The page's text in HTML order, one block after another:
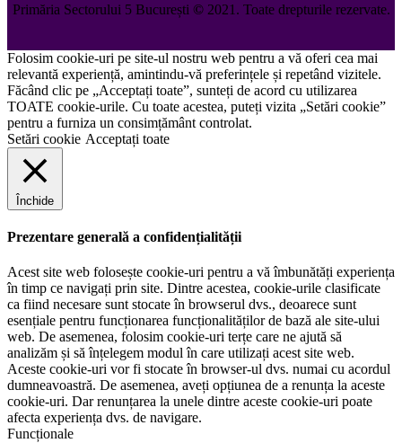
Primăria Sectorului 5 București ©️2021. Toate drepturile rezervate.
Folosim cookie-uri pe site-ul nostru web pentru a vă oferi cea mai
relevantă experiență, amintindu-vă preferințele și repetând vizitele.
Făcând clic pe „Acceptați toate”, sunteți de acord cu utilizarea
TOATE cookie-urile. Cu toate acestea, puteți vizita „Setări cookie”
pentru a furniza un consimțământ controlat.
Setări cookie Acceptați toate
Închide
Prezentare generală a confidențialității
Acest site web folosește cookie-uri pentru a vă îmbunătăți experiența
în timp ce navigați prin site. Dintre acestea, cookie-urile clasificate
ca fiind necesare sunt stocate în browserul dvs., deoarece sunt
esențiale pentru funcționarea funcționalităților de bază ale site-ului
web. De asemenea, folosim cookie-uri terțe care ne ajută să
analizăm și să înțelegem modul în care utilizați acest site web.
Aceste cookie-uri vor fi stocate în browser-ul dvs. numai cu acordul
dumneavoastră. De asemenea, aveți opțiunea de a renunța la aceste
cookie-uri. Dar renunțarea la unele dintre aceste cookie-uri poate
afecta experiența dvs. de navigare.
Funcționale